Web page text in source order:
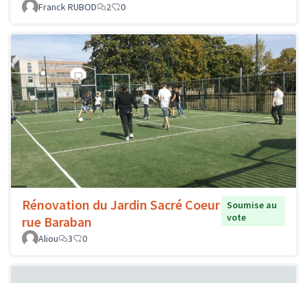
Franck RUBOD
2 0
Rénovation du Jardin Sacré Coeur
rue Baraban
Soumise au
vote
Aliou
3 0